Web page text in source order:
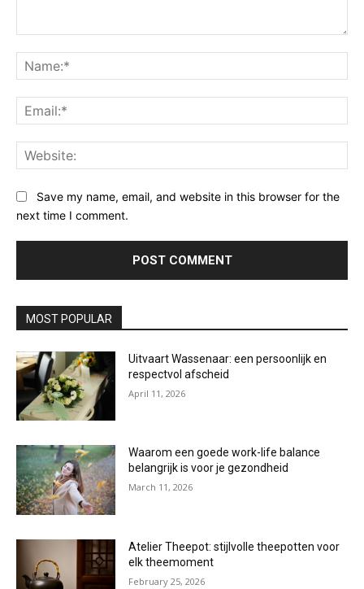
Save my name, email, and website in this browser for the
next time I comment.
MOST POPULAR
Uitvaart Wassenaar: een persoonlijk en
respectvol afscheid
April 11, 2026
Waarom een goede work-life balance
belangrijk is voor je gezondheid
March 11, 2026
Atelier Theepot: stijlvolle theepotten voor
elk theemoment
February 25, 2026